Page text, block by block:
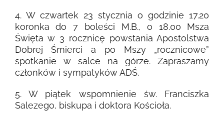
4. W czwartek 23 stycznia o godzinie 17.20
koronka do 7 boleści M.B., o 18.00 Msza
Święta w 3 rocznicę powstania Apostolstwa
Dobrej Śmierci a po Mszy „rocznicowe”
spotkanie w salce na górze. Zapraszamy
członków i sympatyków ADŚ.
5. W piątek wspomnienie św. Franciszka
Salezego, biskupa i doktora Kościoła.